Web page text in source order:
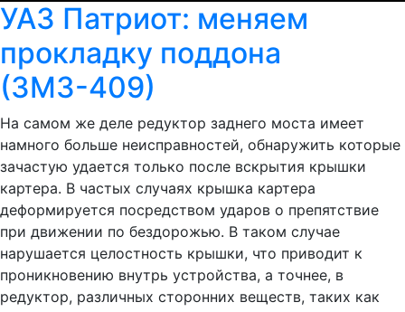
УАЗ Патриот: меняем
прокладку поддона
(ЗМЗ-409)
На самом же деле редуктор заднего моста имеет
намного больше неисправностей, обнаружить которые
зачастую удается только после вскрытия крышки
картера. В частых случаях крышка картера
деформируется посредством ударов о препятствие
при движении по бездорожью. В таком случае
нарушается целостность крышки, что приводит к
проникновению внутрь устройства, а точнее, в
редуктор, различных сторонних веществ, таких как